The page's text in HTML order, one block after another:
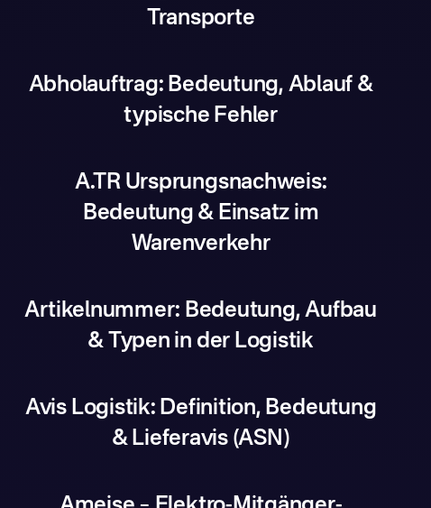
Transporte
Abholauftrag: Bedeutung, Ablauf &
typische Fehler
A.TR Ursprungsnachweis:
Bedeutung & Einsatz im
Warenverkehr
Artikelnummer: Bedeutung, Aufbau
& Typen in der Logistik
Avis Logistik: Definition, Bedeutung
& Lieferavis (ASN)